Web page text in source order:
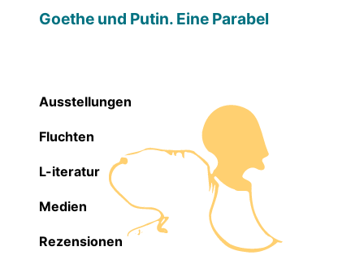
Goethe und Putin. Eine Parabel
Ausstellungen
Fluchten
L-iteratur
Medien
Rezensionen